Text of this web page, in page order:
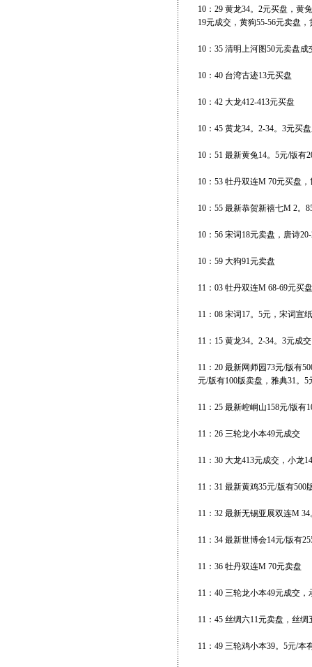
10：29 黄龙34。2元买盘，黄
19元成交，黄狗55-56元卖盘
10：35 清明上河图50元卖盘成
10：40 台湾古迹13元买盘
10：42 大龙412-413元买盘
10：45 黄龙34。2-34。3元买
10：51 最新黄兔14。5元/版有
10：53 牡丹双连M 70元买盘
10：55 最新恭贺新禧七M 2。
10：56 宋词18元卖盘，唐诗
10：59 大狗91元卖盘
11：03 牡丹双连M 68-69元买
11：08 宋词17。5元，宋词宣
11：15 黄龙34。2-34。3元成交
11：20 最新网师园73元/版有
元/版有100版卖盘，雅典31。5
11：25 最新崆峒山158元/版有
11：26 三轮龙小本49元成交
11：30 大龙413元成交，小龙
11：31 最新黄鸡35元/版有500
11：32 最新无锡亚展双连M
11：34 最新世博会14元/版有
11：36 牡丹双连M 70元卖盘
11：40 三轮龙小本49元成交
11：45 丝绸六11元卖盘，丝
11：49 三轮鸡小本39。5元/本